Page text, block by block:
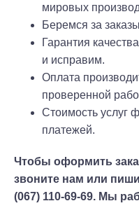
мировых
Беремся за
Гарантия
и исправим.
Оплата
проверенной
Стоимость услуг
платежей.
Чтобы оформить
звоните нам или
(067) 110-69-69. Мы